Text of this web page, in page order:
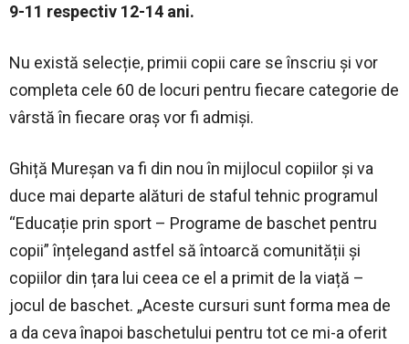
9-11 respectiv 12-14 ani.
Nu există selecție, primii copii care se înscriu și vor
completa cele 60 de locuri pentru fiecare categorie de
vârstă în fiecare oraș vor fi admiși.
Ghiță Mureșan va fi din nou în mijlocul copiilor și va
duce mai departe alături de staful tehnic programul
“Educație prin sport – Programe de baschet pentru
copii” înțelegand astfel să întoarcă comunității și
copiilor din țara lui ceea ce el a primit de la viață –
jocul de baschet. „Aceste cursuri sunt forma mea de
a da ceva înapoi baschetului pentru tot ce mi-a oferit